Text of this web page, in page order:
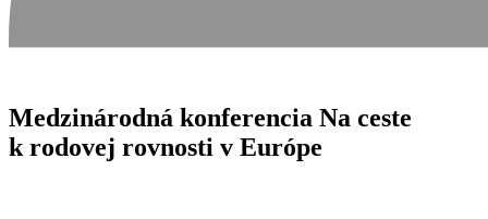
Medzinárodná konferencia Na ceste
k rodovej rovnosti v Európe